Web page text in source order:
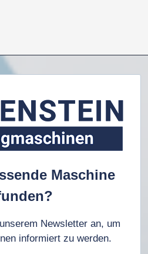
Maschine
Newsletter an, um
informiert zu werden.